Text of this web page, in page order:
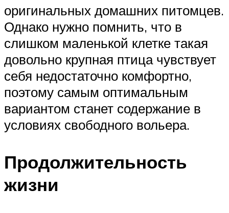
оригинальных домашних питомцев.
Однако нужно помнить, что в
слишком маленькой клетке такая
довольно крупная птица чувствует
себя недостаточно комфортно,
поэтому самым оптимальным
вариантом станет содержание в
условиях свободного вольера.
Продолжительность
жизни